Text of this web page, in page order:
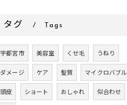
タグ Tags
宇都宮市 美容室 くせ毛 うねり
ダメージ ケア 髪質 マイクロバブル
頭皮 ショート おしゃれ 似合わせ